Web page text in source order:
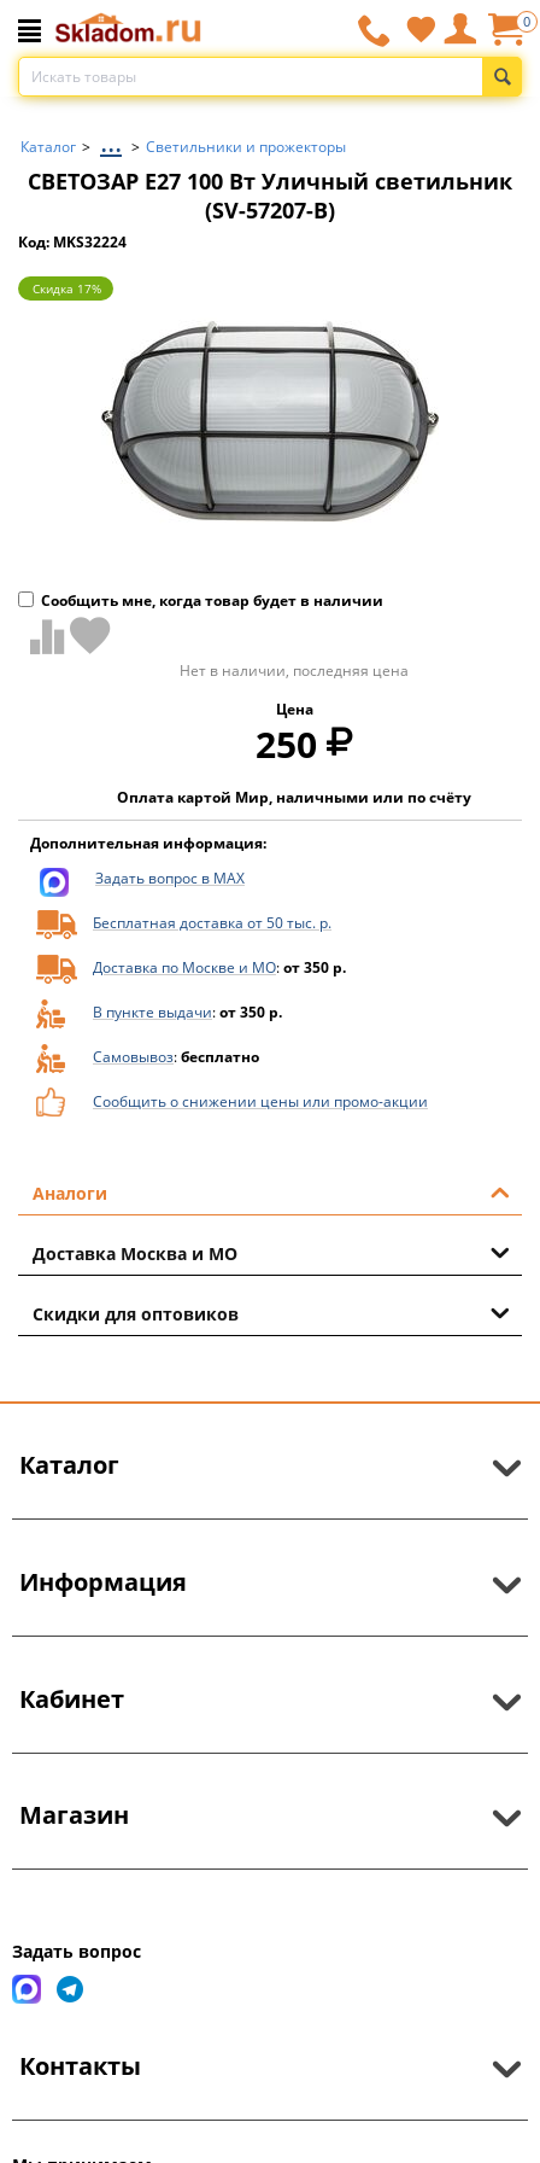
0
Каталог > ... > Светильники и прожекторы
СВЕТОЗАР E27 100 Вт Уличный светильник
(SV-57207-B)
Код: MKS32224
Скидка 17%
Сообщить мне, когда товар будет в наличии
Нет в наличии, последняя цена
Цена
250
Оплата картой Мир, наличными или по счёту
Дополнительная информация:
Задать вопрос в MAX
Бесплатная доставка от 50 тыс. р.
Доставка по Москве и МО:от 350 р.
В пункте выдачи:от 350 р.
Самовывоз:бесплатно
Сообщить о снижении цены или промо-акции
Аналоги
Доставка Москва и МО
Скидки для оптовиков
Каталог
Информация
Кабинет
Магазин
Задать вопрос
Контакты